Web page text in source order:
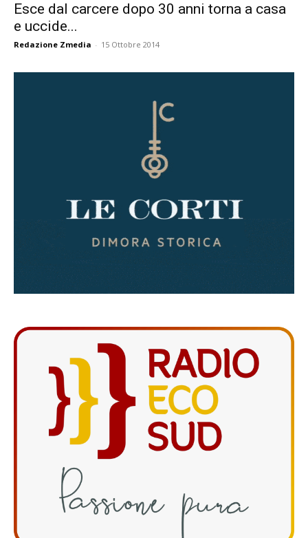
Esce dal carcere dopo 30 anni torna a casa
e uccide...
Redazione Zmedia - 15 Ottobre 2014